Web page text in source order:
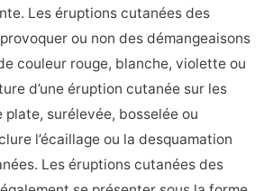
Les éruptions cutanées des
ou non des démangeaisons
couleur rouge, blanche, violette ou
d’une éruption cutanée sur les
plate, surélevée, bosselée ou
l’écaillage ou la desquamation
Les éruptions cutanées des